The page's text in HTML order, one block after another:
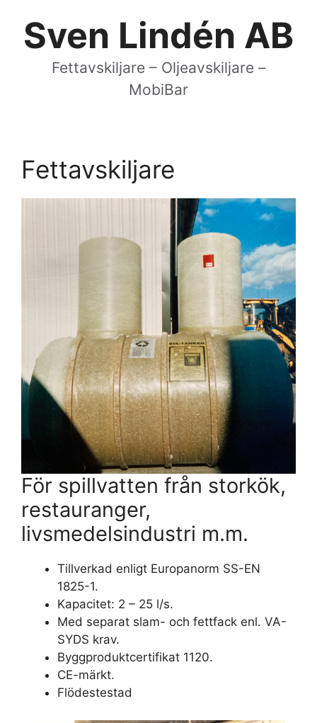
innehållSven Lindén AB
Fettavskiljare – Oljeavskiljare –
MobiBar
Fettavskiljare
För spillvatten från storkök,
restauranger,
livsmedelsindustri m.m.
Tillverkad enligt Europanorm SS-EN
1825-1.
Kapacitet: 2 – 25 l/s.
Med separat slam- och fettfack enl. VA-
SYDS krav.
Byggproduktcertifikat 1120.
CE-märkt.
Flödestestad